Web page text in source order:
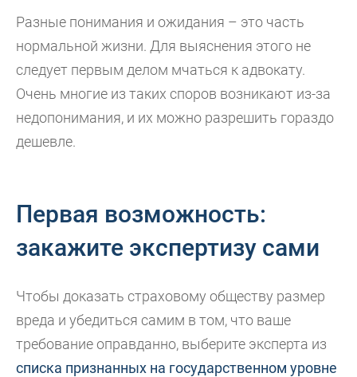
Разные понимания и ожидания – это часть
нормальной жизни. Для выяснения этого не
следует первым делом мчаться к адвокату.
Очень многие из таких споров возникают из-за
недопонимания, и их можно разрешить гораздо
дешевле.
Первая возможность:
закажите экспертизу сами
Чтобы доказать страховому обществу размер
вреда и убедиться самим в том, что ваше
требование оправданно, выберите эксперта из
списка признанных на государственном уровне